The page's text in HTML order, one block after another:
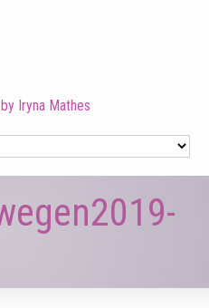
Iryna Mathes